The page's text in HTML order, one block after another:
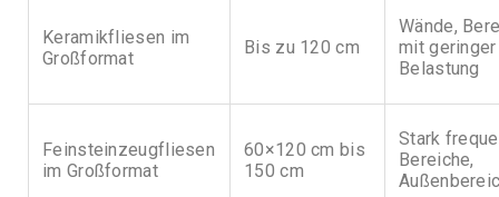
Keramikfliesen im
Großformat
Bis zu 120 cm
Wände,
mit geringer
Belastung
Feinsteinzeugfliesen
im Großformat
60×120 cm bis
150 cm
Stark
Bereiche,